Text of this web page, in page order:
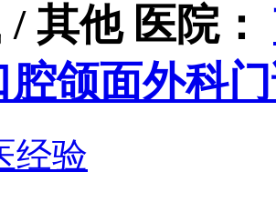
/ 其他 医院：
腔颌面外科
经验